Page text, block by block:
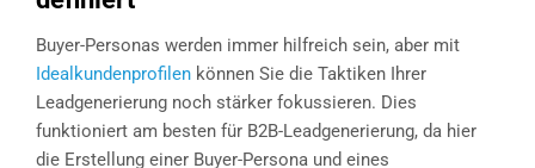
Buyer-Personas werden immer hilfreich sein, aber mit
Idealkundenprofilen können Sie die Taktiken Ihrer
Leadgenerierung noch stärker fokussieren. Dies
funktioniert am besten für B2B-Leadgenerierung, da hier
die Erstellung einer Buyer-Persona und eines